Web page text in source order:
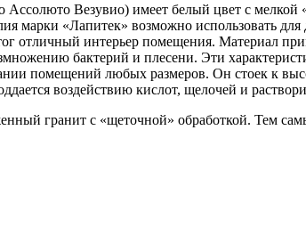
Везувио) имеет белый цвет с мелкой
марки «Лапитек» возможно использовать
отличный интерьер помещения. Материал
бактерий и плесени. Эти
помещений любых размеров. Он стоек к
воздействию кислот, щелочей и
гранит с «щеточной» обработкой. Тем